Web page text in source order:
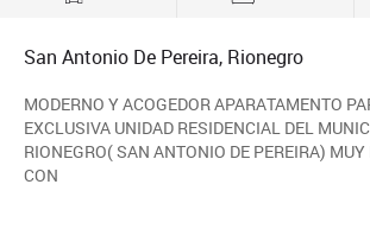
San Antonio De Pereira, Rionegro
MODERNO Y ACOGEDOR APARATAMENTO
EXCLUSIVA UNIDAD RESIDENCIAL DEL
RIONEGRO( SAN ANTONIO DE PEREIRA)
CON